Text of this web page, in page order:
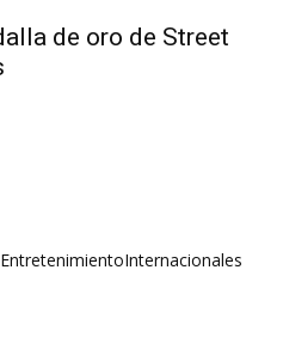
de oro de Street
EntretenimientoInternacionales